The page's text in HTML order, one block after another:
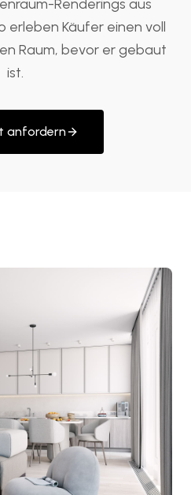
Renderings aus
erleben Käufer einen voll
Raum, bevor er gebaut
ist.
anfordern